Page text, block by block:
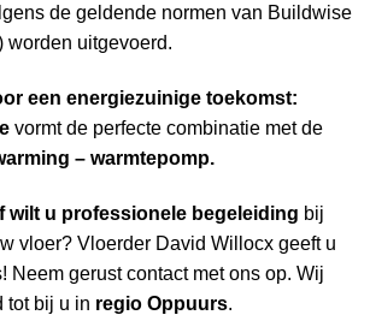
de geldende normen van Buildwise
worden uitgevoerd.
een energiezuinige toekomst:
vormt de perfecte combinatie met de
– warmtepomp.
wilt u professionele begeleiding bij
vloer? Vloerder David Willocx geeft u
Neem gerust contact met ons op. Wij
tot bij u in regio Oppuurs.